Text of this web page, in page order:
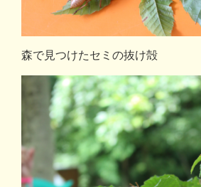
森で見つけたセミの抜け殻